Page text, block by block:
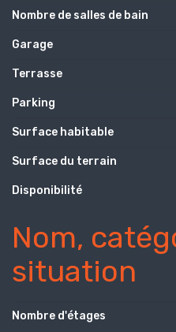
Nombre de salles de bain
Garage
Terrasse
Parking
Surface habitable
Surface du terrain
Disponibilité
Nom,
situation
Nombre d'étages